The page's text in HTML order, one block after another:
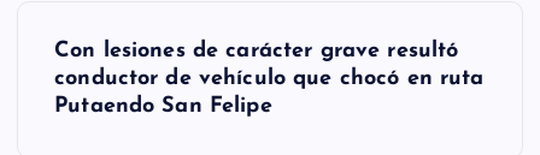
Con lesiones de carácter grave resultó
conductor de vehículo que chocó en ruta
Putaendo San Felipe